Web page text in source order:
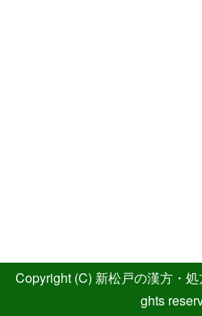
Copyright (C) 新松戸の漢方・
ghts